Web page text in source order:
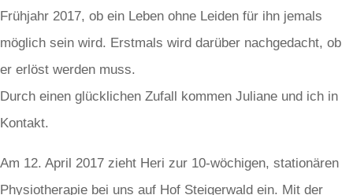
Frühjahr 2017, ob ein Leben ohne Leiden für ihn jemals
möglich sein wird. Erstmals wird darüber nachgedacht, ob
er erlöst werden muss.
Durch einen glücklichen Zufall kommen Juliane und ich in
Kontakt.
Am 12. April 2017 zieht Heri zur 10-wöchigen, stationären
Physiotherapie bei uns auf Hof Steigerwald ein. Mit der